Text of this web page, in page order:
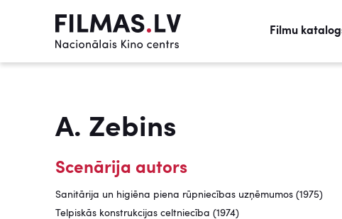
Filmu
A. Zebins
Scenārija autors
Sanitārija un higiēna piena rūpniecības uzņēmumos (1975)
Telpiskās konstrukcijas celtniecība (1974)